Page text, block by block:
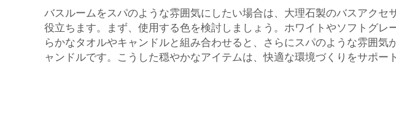
バスルームをスパのような雰囲気にしたい場合は、大理石製のバスアク
役立ちます。まず、使用する色を検討しましょう。ホワイトやソフトグ
らかなタオルやキャンドルと組み合わせると、さらにスパのような雰囲
ャンドルです。こうした穏やかなアイテムは、快適な環境づくりをサポー